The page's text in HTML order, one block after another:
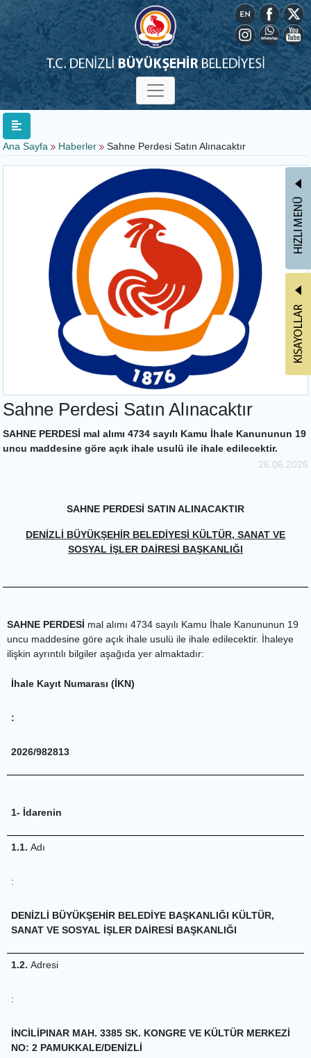
Ana Sayfa Haberler Sahne Perdesi Satın Alınacaktır
Sahne Perdesi Satın Alınacaktır
SAHNE PERDESİ mal alımı 4734 sayılı Kamu İhale Kanununun 19
uncu maddesine göre açık ihale usulü ile ihale edilecektir.
26.06.2026
SAHNE PERDESİ SATIN ALINACAKTIR
DENİZLİ BÜYÜKŞEHİR BELEDİYESİ KÜLTÜR, SANAT VE
SOSYAL İŞLER DAİRESİ BAŞKANLIĞI
SAHNE PERDESİ mal alımı 4734 sayılı Kamu İhale Kanununun 19
uncu maddesine göre açık ihale usulü ile ihale edilecektir. İhaleye
ilişkin ayrıntılı bilgiler aşağıda yer almaktadır:
İhale Kayıt Numarası (İKN)
:
2026/982813
1- İdarenin
1.1. Adı
:
DENİZLİ BÜYÜKŞEHİR BELEDİYE BAŞKANLIĞI KÜLTÜR,
SANAT VE SOSYAL İŞLER DAİRESİ BAŞKANLIĞI
1.2. Adresi
:
İNCİLİPINAR MAH. 3385 SK. KONGRE VE KÜLTÜR MERKEZİ
NO: 2 PAMUKKALE/DENİZLİ